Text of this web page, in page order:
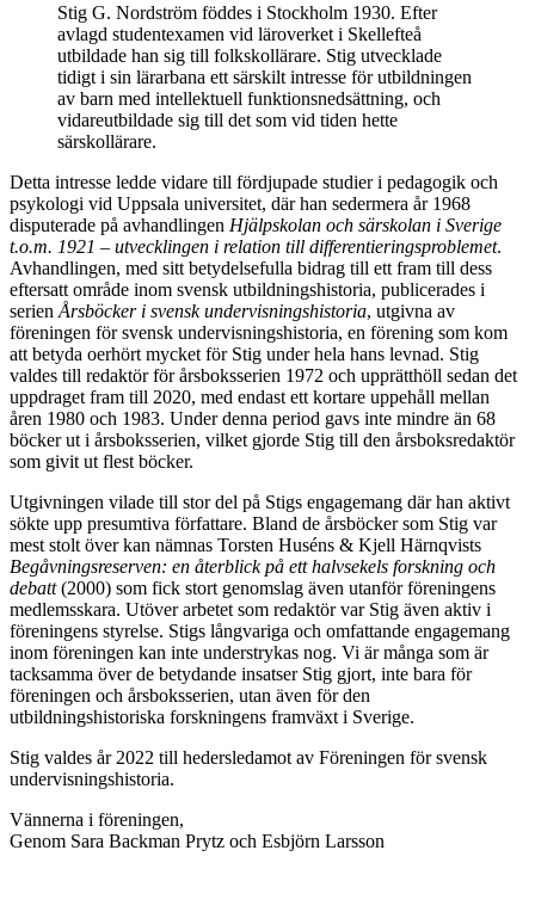
Stig G. Nordström föddes i Stockholm 1930. Efter
avlagd studentexamen vid läroverket i Skellefteå
utbildade han sig till folkskollärare. Stig utvecklade
tidigt i sin lärarbana ett särskilt intresse för utbildningen
av barn med intellektuell funktionsnedsättning, och
vidareutbildade sig till det som vid tiden hette
särskollärare.
Detta intresse ledde vidare till fördjupade studier i pedagogik och
psykologi vid Uppsala universitet, där han sedermera år 1968
disputerade på avhandlingen Hjälpskolan och särskolan i Sverige
t.o.m. 1921 – utvecklingen i relation till differentieringsproblemet.
Avhandlingen, med sitt betydelsefulla bidrag till ett fram till dess
eftersatt område inom svensk utbildningshistoria, publicerades i
serien Årsböcker i svensk undervisningshistoria, utgivna av
föreningen för svensk undervisningshistoria, en förening som kom
att betyda oerhört mycket för Stig under hela hans levnad. Stig
valdes till redaktör för årsboksserien 1972 och upprätthöll sedan det
uppdraget fram till 2020, med endast ett kortare uppehåll mellan
åren 1980 och 1983. Under denna period gavs inte mindre än 68
böcker ut i årsboksserien, vilket gjorde Stig till den årsboksredaktör
som givit ut flest böcker.
Utgivningen vilade till stor del på Stigs engagemang där han aktivt
sökte upp presumtiva författare. Bland de årsböcker som Stig var
mest stolt över kan nämnas Torsten Huséns & Kjell Härnqvists
Begåvningsreserven: en återblick på ett halvsekels forskning och
debatt(2000) som fick stort genomslag även utanför föreningens
medlemsskara. Utöver arbetet som redaktör var Stig även aktiv i
föreningens styrelse. Stigs långvariga och omfattande engagemang
inom föreningen kan inte understrykas nog. Vi är många som är
tacksamma över de betydande insatser Stig gjort, inte bara för
föreningen och årsboksserien, utan även för den
utbildningshistoriska forskningens framväxt i Sverige.
Stig valdes år 2022 till hedersledamot av Föreningen för svensk
undervisningshistoria.
Vännerna i föreningen,
Genom Sara Backman Prytz och Esbjörn Larsson